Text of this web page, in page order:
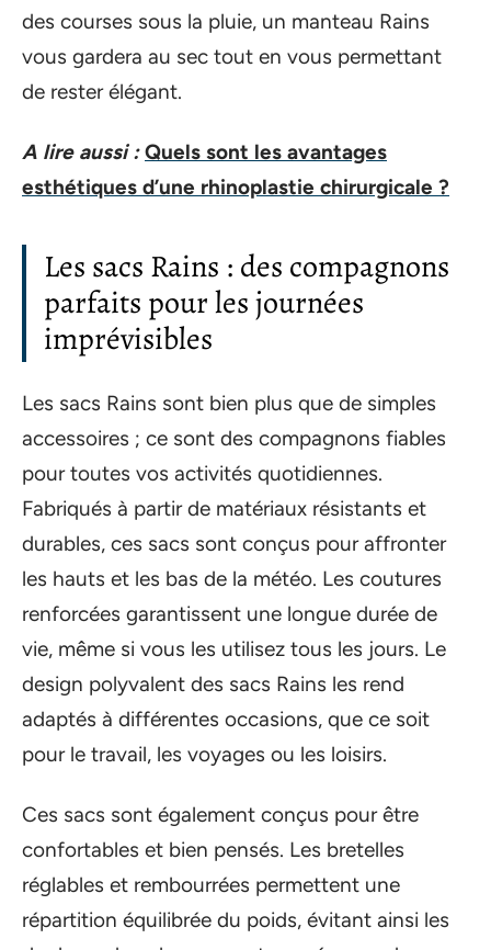
des courses sous la pluie, un manteau Rains
vous gardera au sec tout en vous permettant
de rester élégant.
A lire aussi : Quels sont les avantages
esthétiques d’une rhinoplastie chirurgicale ?
Les sacs Rains : des compagnons
parfaits pour les journées
imprévisibles
Les sacs Rains sont bien plus que de simples
accessoires ; ce sont des compagnons fiables
pour toutes vos activités quotidiennes.
Fabriqués à partir de matériaux résistants et
durables, ces sacs sont conçus pour affronter
les hauts et les bas de la météo. Les coutures
renforcées garantissent une longue durée de
vie, même si vous les utilisez tous les jours. Le
design polyvalent des sacs Rains les rend
adaptés à différentes occasions, que ce soit
pour le travail, les voyages ou les loisirs.
Ces sacs sont également conçus pour être
confortables et bien pensés. Les bretelles
réglables et rembourrées permettent une
répartition équilibrée du poids, évitant ainsi les